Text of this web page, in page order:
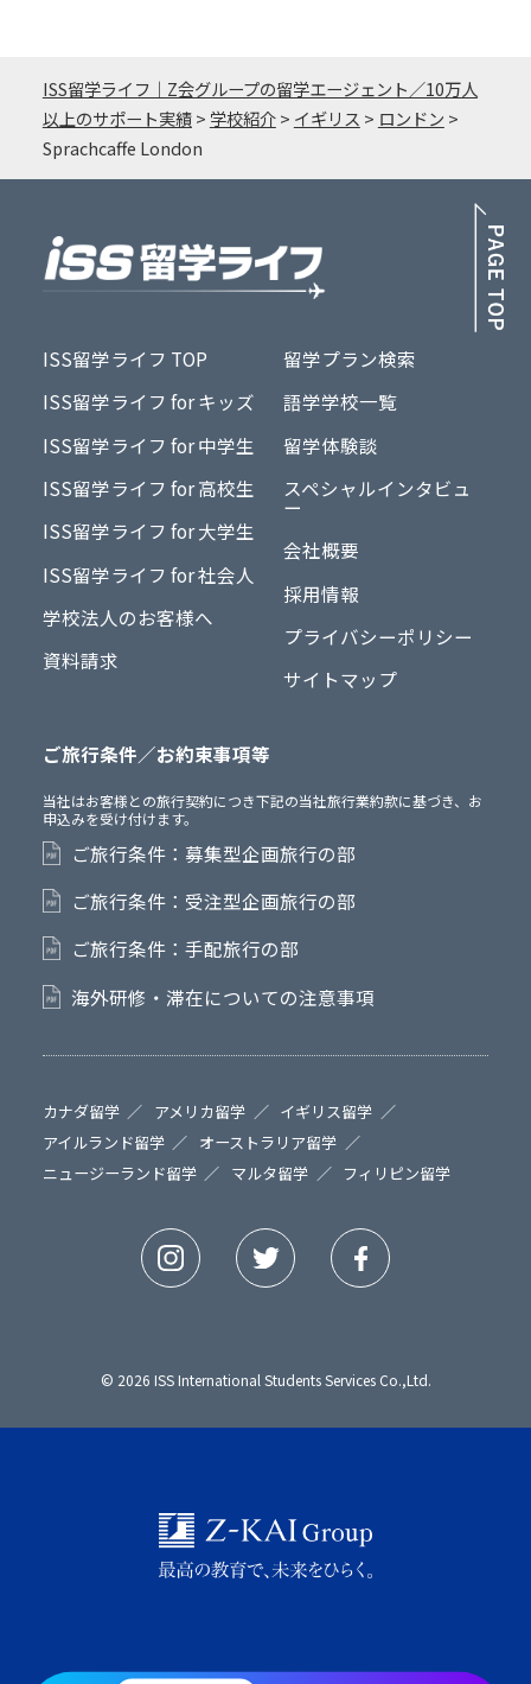
ISS留学ライフ｜Z会グループの留学エージェント／10万人
以上のサポート実績> 学校紹介> イギリス > ロンドン >
Sprachcaffe London
ISS留学ライフ TOP
ISS留学ライフ for キッズ
ISS留学ライフ for 中学生
ISS留学ライフ for 高校生
ISS留学ライフ for 大学生
ISS留学ライフ for 社会人
学校法人のお客様へ
資料請求
留学プラン検索
語学学校一覧
留学体験談
スペシャルインタビュ
ー
会社概要
採用情報
プライバシーポリシー
サイトマップ
ご旅行条件／お約束事項等
当社はお客様との旅行契約につき下記の当社旅行業約款に基づき、お
申込みを受け付けます。
ご旅行条件：募集型企画旅行の部
ご旅行条件：受注型企画旅行の部
ご旅行条件：手配旅行の部
海外研修・滞在についての注意事項
カナダ留学 アメリカ留学
イギリス留学
アイルランド留学
オーストラリア留学
ニュージーランド留学
マルタ留学 フィリピン留学
© 2026 ISS International Students Services Co.,Ltd.